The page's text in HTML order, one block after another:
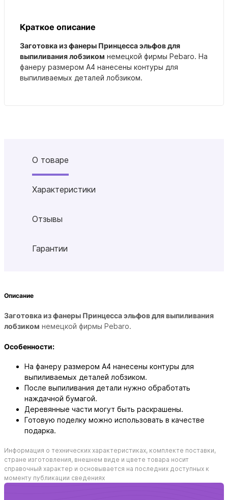
Краткое описание
Заготовка из фанеры Принцесса эльфов для
выпиливания лобзиком немецкой фирмы Pebaro. На
фанеру размером А4 нанесены контуры для
выпиливаемых деталей лобзиком.
О товаре
Характеристики
Отзывы
Гарантии
Описание
Заготовка из фанеры Принцесса эльфов для выпиливания
лобзиком немецкой фирмы Pebaro.
Особенности:
На фанеру размером А4 нанесены контуры для
выпиливаемых деталей лобзиком.
После выпиливания детали нужно обработать
наждачной бумагой.
Деревянные части могут быть раскрашены.
Готовую поделку можно использовать в качестве
подарка.
Информация о технических характеристиках, комплекте поставки,
стране изготовления, внешнем виде и цвете товара носит
справочный характер и основывается на последних доступных к
моменту публикации сведениях